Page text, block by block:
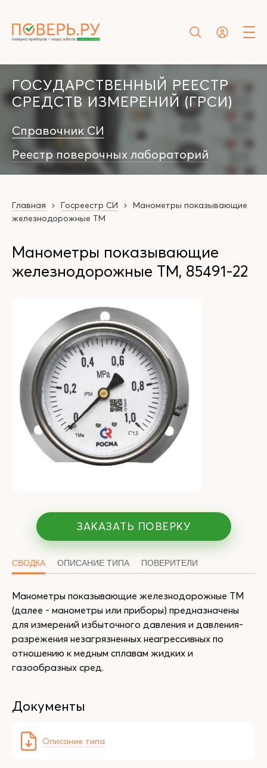
ГОСУДАРСТВЕННЫЙ РЕЕСТР
СРЕДСТВ ИЗМЕРЕНИЙ (ГРСИ)
Справочник СИ
Реестр поверочных лабораторий
Главная Госреестр СИ
Манометры показывающие
железнодорожные ТМ
Манометры показывающие
железнодорожные ТМ, 85491-22
ЗАКАЗАТЬ ПОВЕРКУ
СВОДКА ОПИСАНИЕ ТИПА ПОВЕРИТЕЛИ
Манометры показывающие железнодорожные ТМ
(далее - манометры или приборы) предназначены
для измерений избыточного давления и давления-
разрежения незагрязненных неагрессивных по
отношению к медным сплавам жидких и
газообразных сред.
Документы
Описание типа